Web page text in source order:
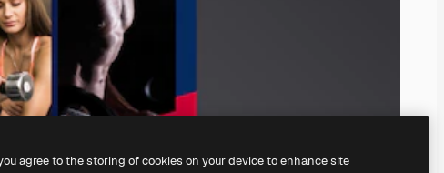
agree to the storing of cookies on your device to enhance site